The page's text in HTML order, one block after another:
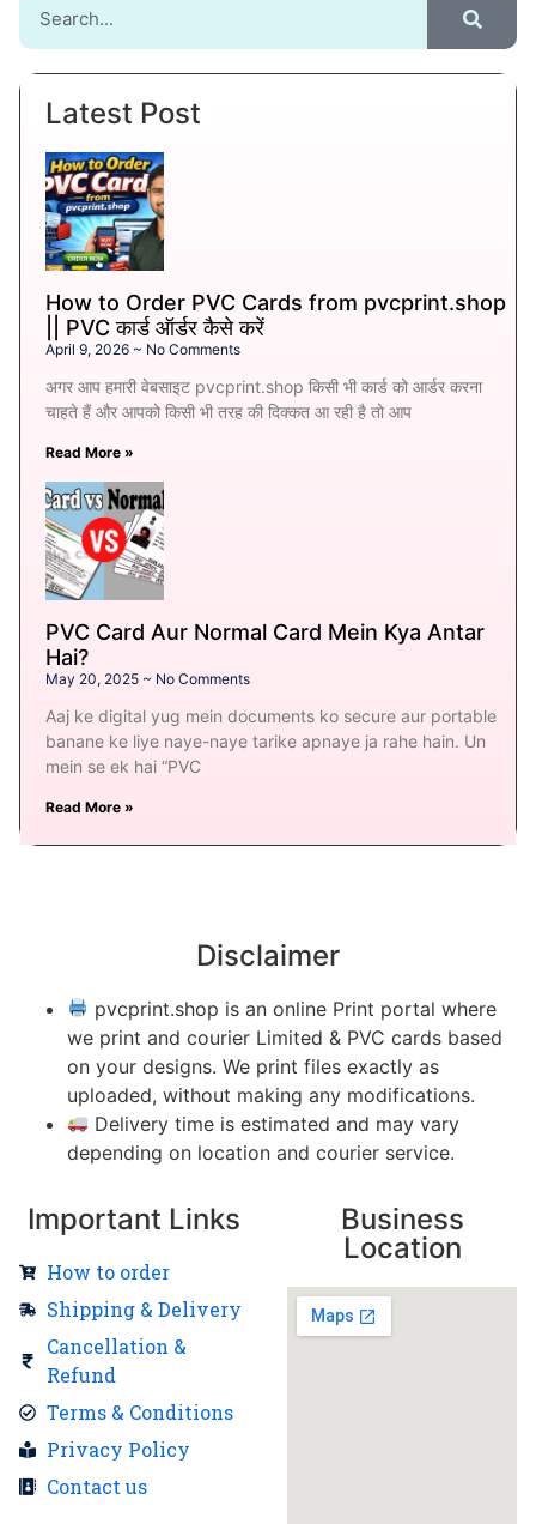
Latest Post
How to Order PVC Cards from pvcprint.shop
|| PVC कार्ड ऑर्डर कैसे करें
April 9, 2026 No Comments
अगर आप हमारी वेबसाइट pvcprint.shop किसी भी कार्ड को आर्डर करना
चाहते हैं और आपको किसी भी तरह की दिक्कत आ रही है तो आप
Read More »
PVC Card Aur Normal Card Mein Kya Antar
Hai?
May 20, 2025 No Comments
Aaj ke digital yug mein documents ko secure aur portable
banane ke liye naye-naye tarike apnaye ja rahe hain. Un
mein se ek hai “PVC
Read More »
Disclaimer
pvcprint.shop is an online Print portal where
we print and courier Limited & PVC cards based
on your designs. We print files exactly as
uploaded, without making any modifications.
Delivery time is estimated and may vary
depending on location and courier service.
Important Links
How to order
Shipping & Delivery
Cancellation &
Refund
Terms & Conditions
Privacy Policy
Contact us
Business
Location